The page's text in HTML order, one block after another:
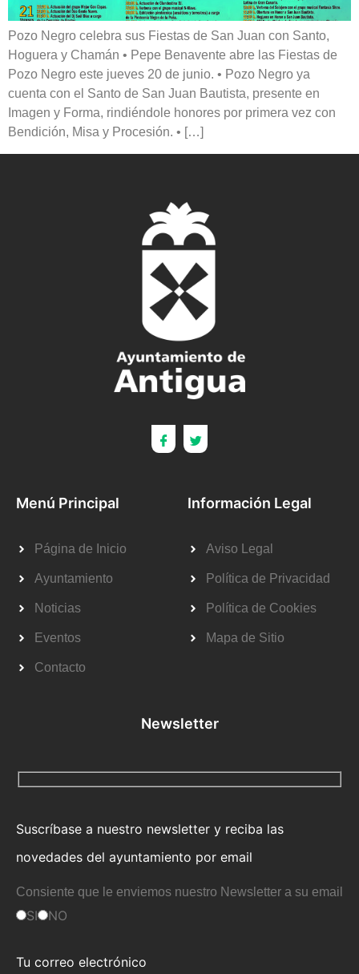
Pozo Negro celebra sus Fiestas de San Juan con Santo,
Hoguera y Chamán • Pepe Benavente abre las Fiestas de
Pozo Negro este jueves 20 de junio. • Pozo Negro ya
cuenta con el Santo de San Juan Bautista, presente en
Imagen y Forma, rindiéndole honores por primera vez con
Bendición, Misa y Procesión. • […]
Menú Principal
Página de Inicio
Ayuntamiento
Noticias
Eventos
Contacto
Información Legal
Aviso Legal
Política de Privacidad
Política de Cookies
Mapa de Sitio
Newsletter
Suscríbase a nuestro newsletter y reciba las
novedades del ayuntamiento por email
Consiente que le enviemos nuestro Newsletter a su email
SI NO
Tu correo electrónico